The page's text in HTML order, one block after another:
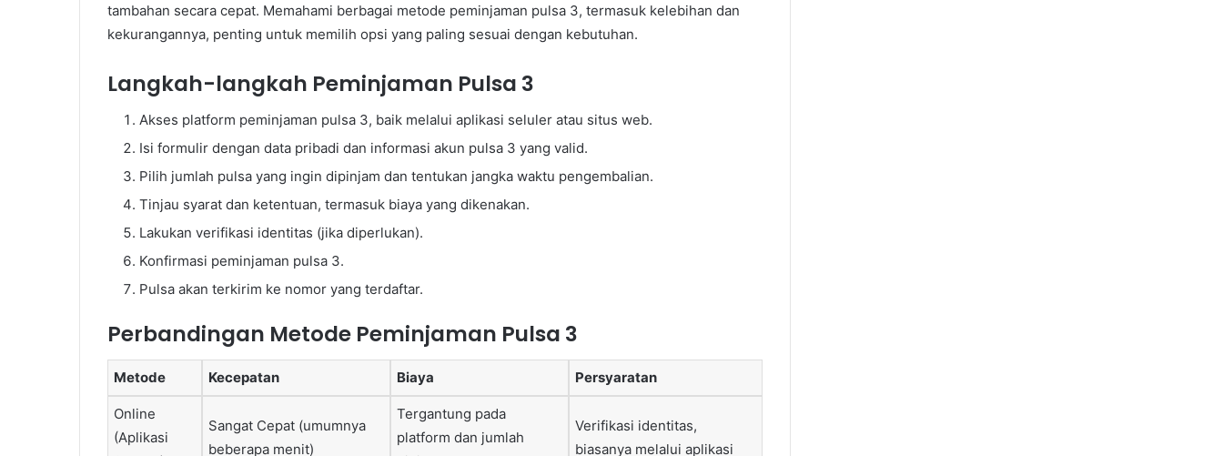
tambahan secara cepat. Memahami berbagai metode peminjaman pulsa 3, termasuk kelebihan dan
kekurangannya, penting untuk memilih opsi yang paling sesuai dengan kebutuhan.
Langkah-langkah Peminjaman Pulsa 3
Akses platform peminjaman pulsa 3, baik melalui aplikasi seluler atau situs web.
Isi formulir dengan data pribadi dan informasi akun pulsa 3 yang valid.
Pilih jumlah pulsa yang ingin dipinjam dan tentukan jangka waktu pengembalian.
Tinjau syarat dan ketentuan, termasuk biaya yang dikenakan.
Lakukan verifikasi identitas (jika diperlukan).
Konfirmasi peminjaman pulsa 3.
Pulsa akan terkirim ke nomor yang terdaftar.
Perbandingan Metode Peminjaman Pulsa 3
Metode Kecepatan Biaya Persyaratan
Online
(Aplikasi
Sangat Cepat (umumnya
beberapa menit)
Tergantung pada
platform dan jumlah
Verifikasi identitas,
biasanya melalui aplikasi